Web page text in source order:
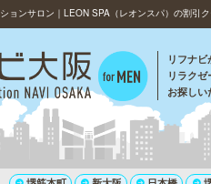
ョンサロン｜LEON SPA（レオンスパ）の割引
リフナ
リラク
お探しい